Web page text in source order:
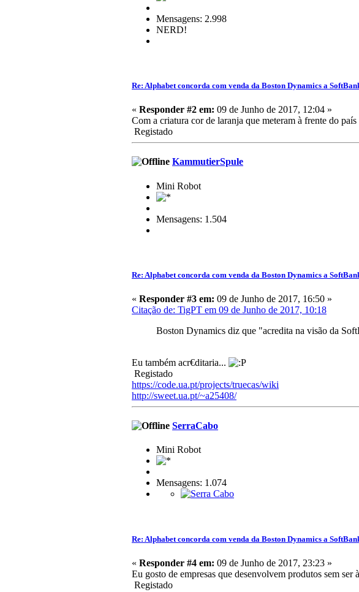
Mensagens: 2.998
NERD!
Re: Alphabet concorda com venda da Boston Dynamics a
« Responder #2 em: 09 de Junho de 2017, 12:04 »
Com a criatura cor de laranja que meteram à frente do
Registado
KammutierSpule
Mini Robot
Mensagens: 1.504
Re: Alphabet concorda com venda da Boston Dynamics a
« Responder #3 em: 09 de Junho de 2017, 16:50 »
Citação de: TigPT em 09 de Junho de 2017, 10:18
Boston Dynamics diz que "acredita na visão da
Eu também acr€ditaria...
Registado
https://code.ua.pt/projects/truecas/wiki
http://sweet.ua.pt/~a25408/
SerraCabo
Mini Robot
Mensagens: 1.074
Re: Alphabet concorda com venda da Boston Dynamics a
« Responder #4 em: 09 de Junho de 2017, 23:23 »
Eu gosto de empresas que desenvolvem produtos sem
Registado